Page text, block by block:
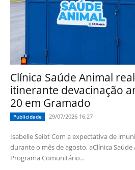
Clínica Saúde Animal
itinerante devacinação
20 em Gramado
Publicidade 29/07/2026 16:27
Isabelle Seibt Com a expectativa de imunizar mais de 10 mil animais
durante o mês de agosto, aClínica Saúde
Programa Comunitário...